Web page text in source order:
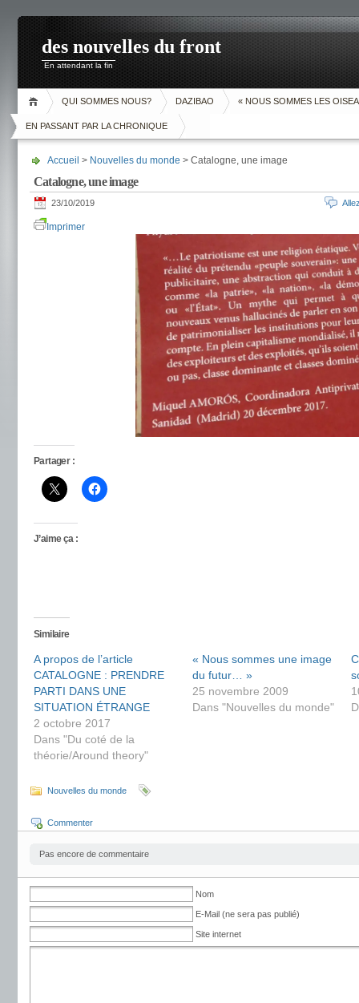
des nouvelles du front
En attendant la fin
QUI SOMMES NOUS? DAZIBAO « NOUS SOMMES LES
EN PASSANT PAR LA CHRONIQUE
Accueil > Nouvelles du monde > Catalogne, une image
Catalogne, une image
23/10/2019
Imprimer
Partager :
J’aime ça :
Similaire
A propos de l’article
CATALOGNE : PRENDRE
PARTI DANS UNE
SITUATION ÉTRANGE
2 octobre 2017
Dans "Du coté de la
théorie/Around theory"
« Nous sommes une image
du futur… »
25 novembre 2009
Dans "Nouvelles du monde"
Nouvelles du monde
Commenter
Pas encore de commentaire
Nom
E-Mail (ne sera pas publié)
Site internet